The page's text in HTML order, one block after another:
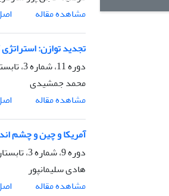
مشاهده مقاله
تجدید توازن: استراتژی
دوره 11، شماره 3، تابستان 1395، صفحه
محمد جمشیدی
مشاهده مقاله
آمریکا و چین و چشم
دوره 9، شماره 3، تابستان 1393، صفحه
هادی سلیمانپور
مشاهده مقاله